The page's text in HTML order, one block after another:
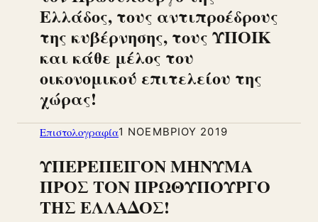
Ελλάδος, τους αντιπροέδρους
της κυβέρνησης, τους ΥΠΟΙΚ
και κάθε μέλος του
οικονομικού επιτελείου της
χώρας!
Επιστολογραφία1 ΝΟΕΜΒΡΊΟΥ 2019
ΥΠΕΡΕΠΕΙΓΟΝ ΜΗΝΥΜΑ
ΠΡΟΣ ΤΟΝ ΠΡΩΘΥΠΟΥΡΓΟ
ΤΗΣ ΕΛΛΑΔΟΣ!